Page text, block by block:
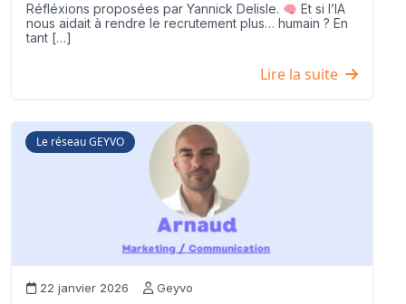
Réfléxions proposées par Yannick Delisle.
Et si l’IA
nous aidait à rendre le recrutement plus… humain ? En
tant […]
Lire la suite
Le réseau GEYVO
22 janvier 2026 Geyvo